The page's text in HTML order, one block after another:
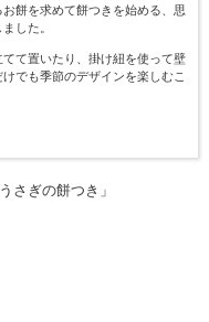
餅を求めて餅つきを始める、思
した。
て置いたり、掛け紐を使って壁
でも季節のデザインを楽しむこ
さぎの餅つき」